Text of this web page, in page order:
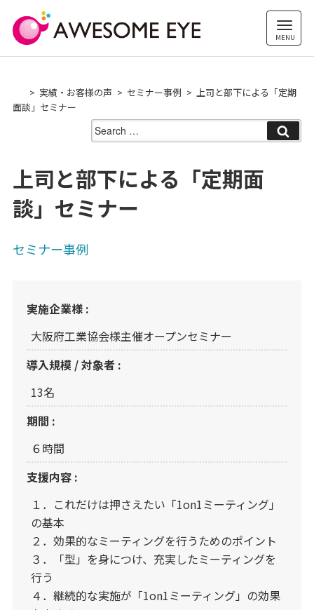
content
実績・お客様の声 セミナー事例
上司と部下による「定期
面談」セミナー
Search
for:
上司と部下による「定期面
談」セミナー
セミナー事例
実施企業様 :
大阪府工業協会様主催オープンセミナー
導入規模 / 対象者 :
13名
期間 :
６時間
支援内容 :
１．これだけは押さえたい「1on1ミーティング」
の基本
２．効果的なミーティングを行うためのポイント
３．「型」を身につけ、充実したミーティングを
行う
４．継続的な実施が「1on1ミーティング」の効果